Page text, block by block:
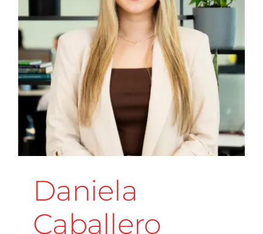
Daniela
Caballero